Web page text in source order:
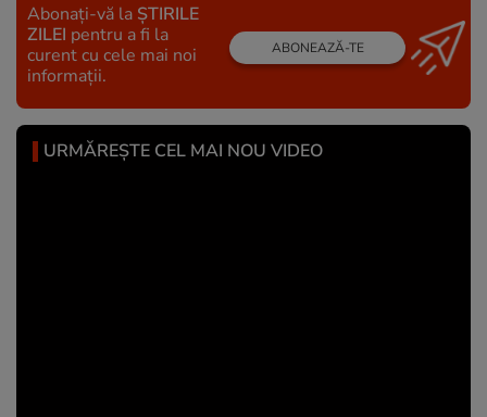
Abonați-vă la ȘTIRILE
ZILEI pentru a fi la
curent cu cele mai noi
informații.
ABONEAZĂ-TE
URMĂREȘTE CEL MAI NOU VIDEO